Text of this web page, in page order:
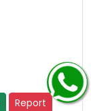
Report